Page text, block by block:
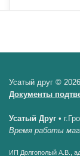
Усатый друг ©
Документы
Усатый Друг •
Время работы
ИП Долгополый А.В.,